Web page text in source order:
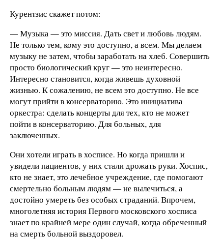
Курентзис скажет потом:
— Музыка — это миссия. Дать свет и любовь людям.
Не только тем, кому это доступно, а всем. Мы делаем
музыку не затем, чтобы заработать на хлеб. Совершить
просто биологический круг — это неинтересно.
Интересно становится, когда живешь духовной
жизнью. К сожалению, не всем это доступно. Не все
могут прийти в консерваторию. Это инициатива
оркестра: сделать концерты для тех, кто не может
пойти в консерваторию. Для больных, для
заключенных.
Они хотели играть в хосписе. Но когда пришли и
увидели пациентов, у них стали дрожать руки. Хоспис,
кто не знает, это лечебное учреждение, где помогают
смертельно больным людям — не вылечиться, а
достойно умереть без особых страданий. Впрочем,
многолетняя история Первого московского хосписа
знает по крайней мере один случай, когда обреченный
на смерть больной выздоровел.